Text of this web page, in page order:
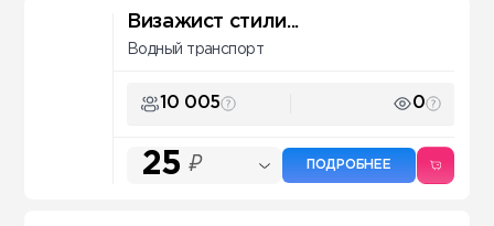
Визажист стили...
Водный транспорт
10 005 0
25 ₽ ПОДРОБНЕЕ